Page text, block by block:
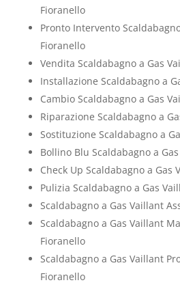
Fioranello
Pronto Intervento
Fioranello
Vendita Scaldabagno a Gas
Installazione Scaldabagno a
Cambio Scaldabagno a Gas
Riparazione Scaldabagno a
Sostituzione Scaldabagno a
Bollino Blu Scaldabagno a
Check Up Scaldabagno a Gas
Pulizia Scaldabagno a Gas
Scaldabagno a Gas Vaillant
Scaldabagno a Gas Vaillant
Fioranello
Scaldabagno a Gas Vaillant
Fioranello